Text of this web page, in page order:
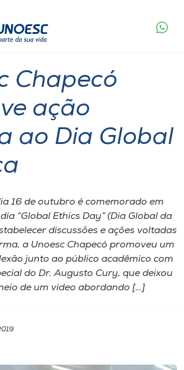
Estudante
Chapecó
ação
ao Dia Global
16 de outubro é comemorado em
“Global Ethics Day” (Dia Global da
discussões e ações voltadas
a Unoesc Chapecó promoveu um
junto ao público acadêmico com
do Dr. Augusto Cury, que deixou
de um vídeo abordando […]